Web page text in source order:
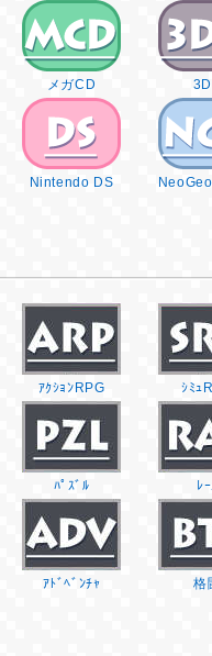
メガCD
Nintendo DS
ｱｸｼｮﾝRPG ｼﾐｭ
ﾊﾟｽﾞﾙ ﾚ
ｱﾄﾞﾍﾞﾝﾁｬ 格